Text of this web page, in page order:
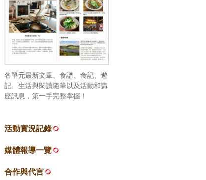
各單元最新文章、食譜、食記、遊
記、生活與閱讀隨筆以及活動和講
座訊息，第一手完整掌握！
活動實況記錄
媒體報導一覽
合作與代言